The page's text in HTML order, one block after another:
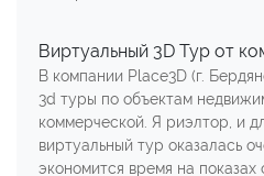
Виртуальный 3D Тур от
В компании Place3D (г.
3d туры по объектам
коммерческой. Я риэлтор, и
виртуальный тур оказалась
экономится время на